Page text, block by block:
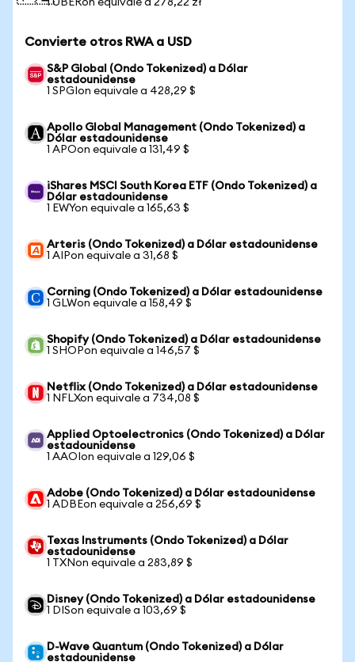
1 UBERon equivale a 278,22 zł
Convierte otros RWA a USD
S&P Global (Ondo Tokenized) a Dólar
estadounidense
1 SPGIon equivale a 428,29 $
Apollo Global Management (Ondo Tokenized) a
Dólar estadounidense
1 APOon equivale a 131,49 $
iShares MSCI South Korea ETF (Ondo Tokenized) a
Dólar estadounidense
1 EWYon equivale a 165,63 $
Arteris (Ondo Tokenized) a Dólar estadounidense
1 AIPon equivale a 31,68 $
Corning (Ondo Tokenized) a Dólar estadounidense
1 GLWon equivale a 158,49 $
Shopify (Ondo Tokenized) a Dólar estadounidense
1 SHOPon equivale a 146,57 $
Netflix (Ondo Tokenized) a Dólar estadounidense
1 NFLXon equivale a 734,08 $
Applied Optoelectronics (Ondo Tokenized) a Dólar
estadounidense
1 AAOIon equivale a 129,06 $
Adobe (Ondo Tokenized) a Dólar estadounidense
1 ADBEon equivale a 256,69 $
Texas Instruments (Ondo Tokenized) a Dólar
estadounidense
1 TXNon equivale a 283,89 $
Disney (Ondo Tokenized) a Dólar estadounidense
1 DISon equivale a 103,69 $
D-Wave Quantum (Ondo Tokenized) a Dólar
estadounidense